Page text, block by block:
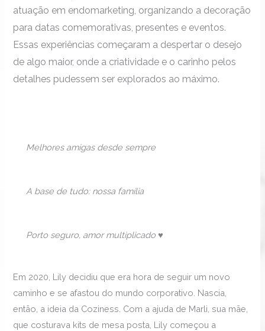
atuação em endomarketing, organizando a decoração
para datas comemorativas, presentes e eventos.
Essas experiências começaram a despertar o desejo
de algo maior, onde a criatividade e o carinho pelos
detalhes pudessem ser explorados ao máximo.
Melhores amigas desde sempre
A base de tudo: nossa família
Porto seguro, amor multiplicado ♥
Em 2020, Lily decidiu que era hora de seguir um novo
caminho e se afastou do mundo corporativo. Nascia,
então, a ideia da Coziness. Com a ajuda de Marli, sua mãe,
que costurava kits de mesa posta, Lily começou a